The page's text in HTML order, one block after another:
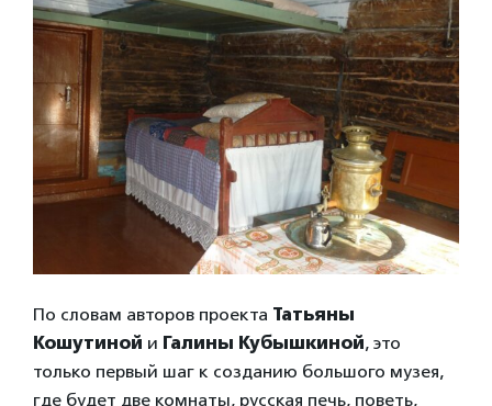
По словам авторов проекта Татьяны
Кошутиной и Галины Кубышкиной, это
только первый шаг к созданию большого музея,
где будет две комнаты, русская печь, поветь,